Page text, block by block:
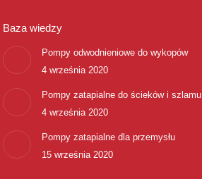
Baza wiedzy
Pompy odwodnieniowe do wykopów
4 września 2020
Pompy zatapialne do ścieków i szlamu
4 września 2020
Pompy zatapialne dla przemysłu
15 września 2020